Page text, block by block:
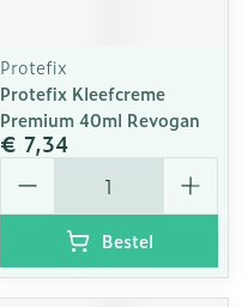
Protefix
Protefix Kleefcreme
Premium 40ml Revogan
€ 7,34
Aantal
Bestel